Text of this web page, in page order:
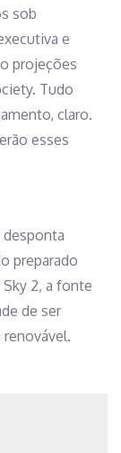
sob
e
projeções
Tudo
claro.
esses
desponta
preparado
Sky 2, a fonte
de ser